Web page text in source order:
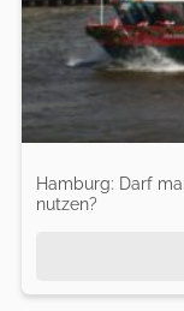
Hamburg: Darf
nutzen?